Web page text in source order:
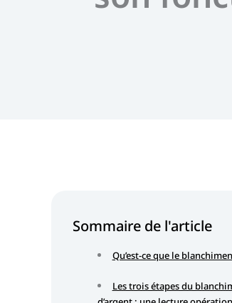
Sommaire de l'article
Qu’est-ce que le
Les trois étapes du